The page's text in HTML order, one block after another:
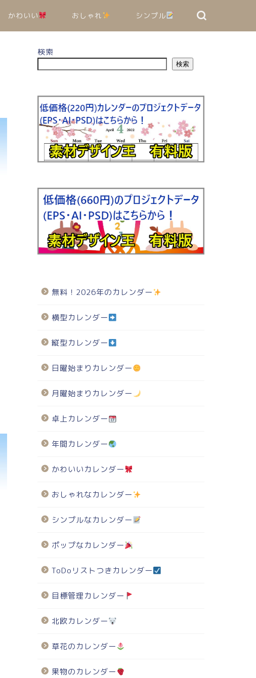
かわいい おしゃれ シンプル
検索
検索
無料！2026年のカレンダー
横型カレンダー
縦型カレンダー
日曜始まりカレンダー
月曜始まりカレンダー
卓上カレンダー
年間カレンダー
かわいいカレンダー
おしゃれなカレンダー
シンプルなカレンダー
ポップなカレンダー
ToDoリストつきカレンダー
目標管理カレンダー
北欧カレンダー
草花のカレンダー
果物のカレンダー